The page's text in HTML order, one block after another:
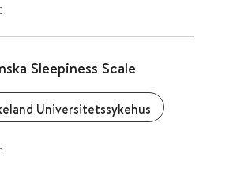
Sleepiness Scale
Universitetssykehus